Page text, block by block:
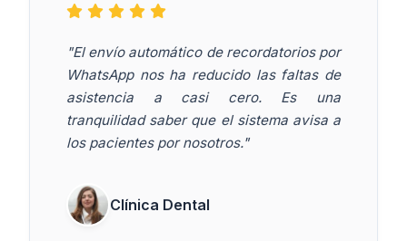
"El envío automático de recordatorios por
WhatsApp nos ha reducido las faltas de
asistencia a casi cero. Es una
tranquilidad saber que el sistema avisa a
los pacientes por nosotros."
Clínica Dental